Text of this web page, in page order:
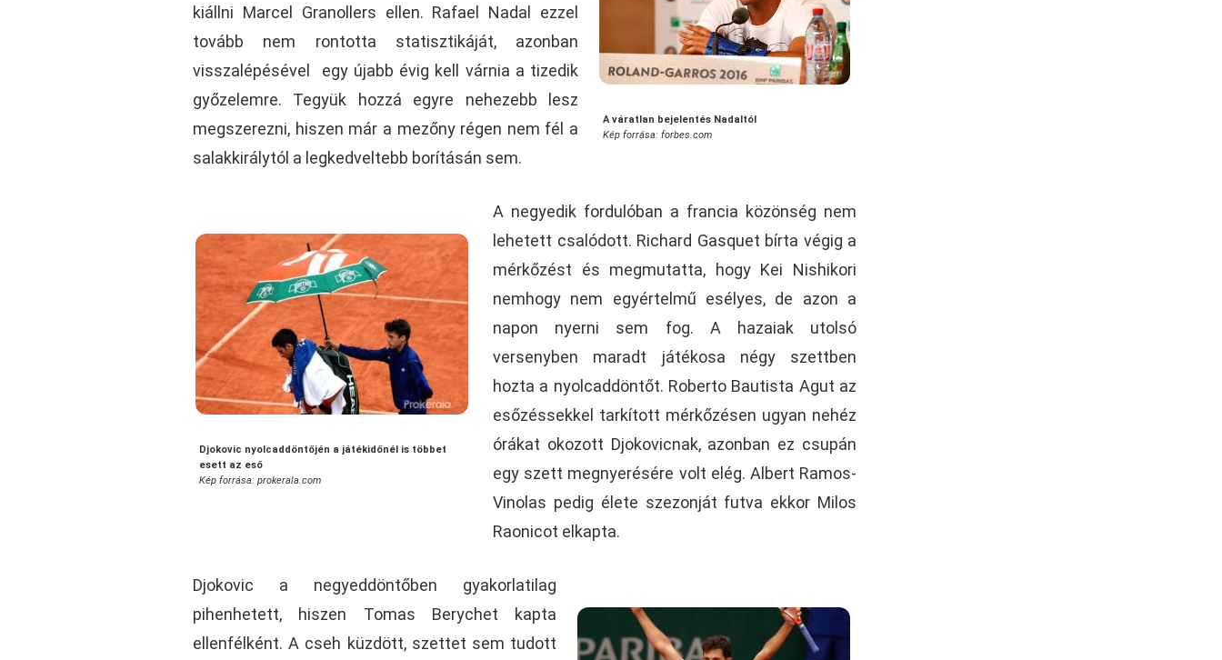
A váratlan bejelentés Nadaltól
Kép forrása: forbes.com
kiállni Marcel Granollers ellen. Rafael Nadal ezzel
tovább nem rontotta statisztikáját, azonban
visszalépésével egy újabb évig kell várnia a tizedik
győzelemre. Tegyük hozzá egyre nehezebb lesz
megszerezni, hiszen már a mezőny régen nem fél a
salakkirálytól a legkedveltebb borításán sem.
Djokovic nyolcaddöntőjén a játékidőnél is többet
esett az eső
Kép forrása: prokerala.com
A negyedik fordulóban a francia közönség nem
lehetett csalódott. Richard Gasquet bírta végig a
mérkőzést és megmutatta, hogy Kei Nishikori
nemhogy nem egyértelmű esélyes, de azon a
napon nyerni sem fog. A hazaiak utolsó
versenyben maradt játékosa négy szettben
hozta a nyolcaddöntőt. Roberto Bautista Agut az
esőzéssekkel tarkított mérkőzésen ugyan nehéz
órákat okozott Djokovicnak, azonban ez csupán
egy szett megnyerésére volt elég. Albert Ramos-
Vinolas pedig élete szezonját futva ekkor Milos
Raonicot elkapta.
Djokovic a negyeddöntőben gyakorlatilag
pihenhetett, hiszen Tomas Berychet kapta
ellenfélként. A cseh küzdött, szettet sem tudott